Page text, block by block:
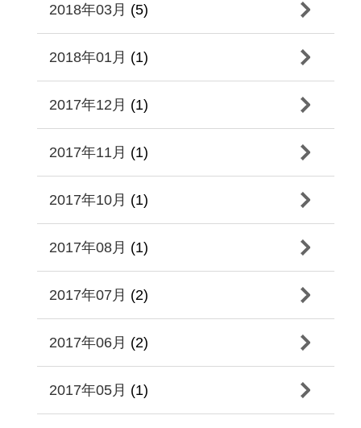
2018年03月 (5)
2018年01月 (1)
2017年12月 (1)
2017年11月 (1)
2017年10月 (1)
2017年08月 (1)
2017年07月 (2)
2017年06月 (2)
2017年05月 (1)